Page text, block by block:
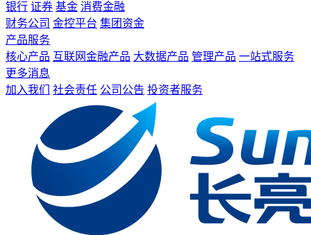
银行 证券 基金 消费金融
财务公司 金控平台 集团资金
产品服务
核心产品 互联网金融产品 大数据产品 管理产品 一站式服务
更多消息
加入我们
社会责任 公司公告 投资者服务